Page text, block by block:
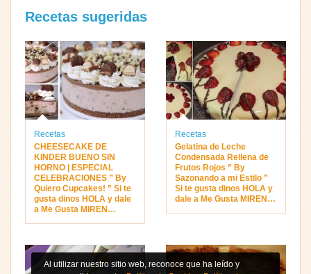
Recetas sugeridas
Recetas
CHEESECAKE DE
KINDER BUENO SIN
HORNO | ESPECIAL
CELEBRACIONES ” By
Quiero Cupcakes! ” Si te
gusta dinos HOLA y dale
a Me Gusta MIREN…
Recetas
Gelatina de Leche
Condensada Rellena de
Frutos Rojos ” By
Sazonando a mi Estilo ”
Si te gusta dinos HOLA y
dale a Me Gusta MIREN…
Al utilizar nuestro sitio web, reconoce que ha leído y